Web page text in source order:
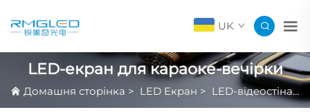
UK
LED-екран для караоке-вечірки
Домашня сторінка > LED Екран > LED-відеостіна Для Нічного Клубу